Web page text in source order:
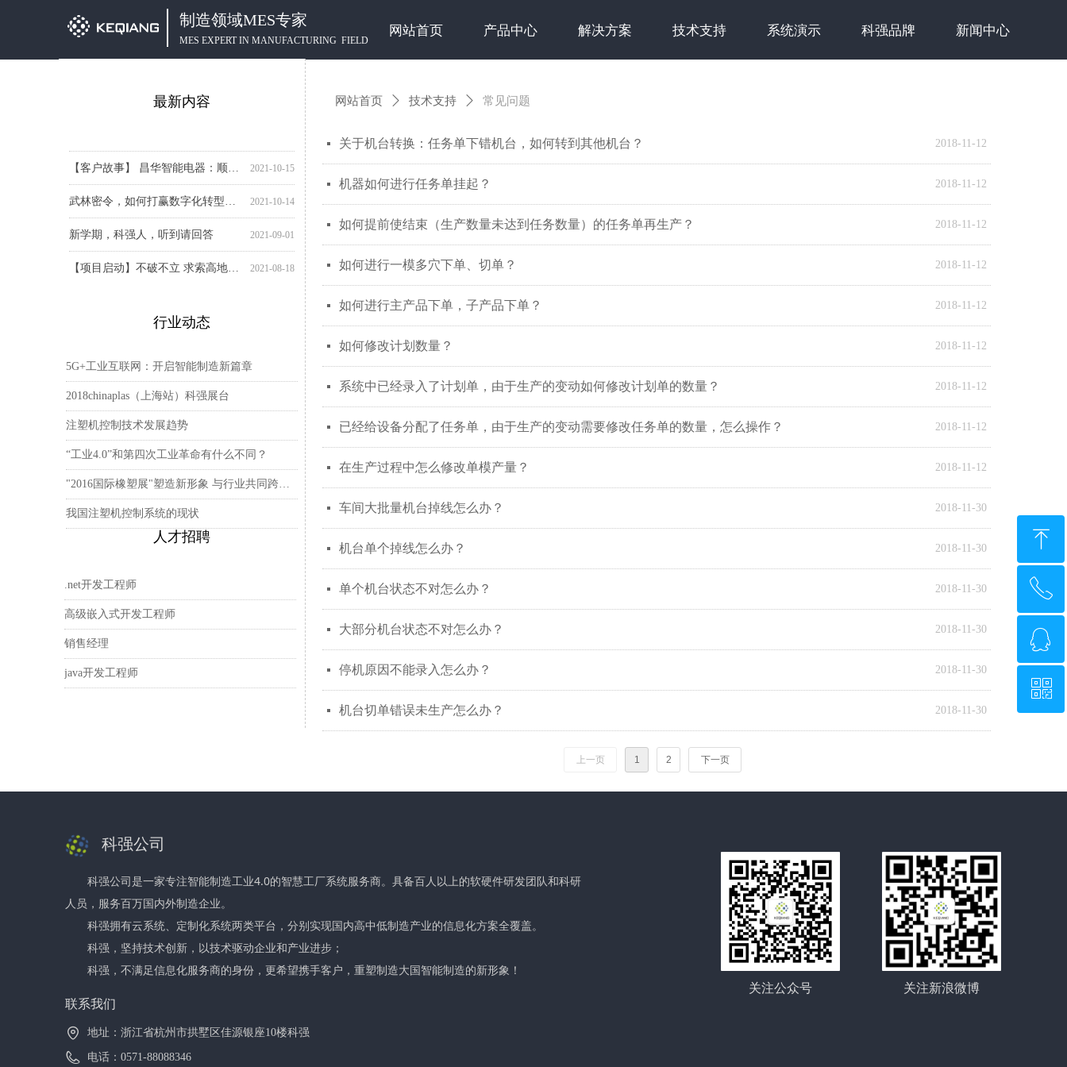
制造领域MES专家
MES EXPERT IN MANUFACTURING FIELD
网站首页 产品中心 解决方案 技术支持 系统演示 科强品牌 新闻中心
最新内容
2021-10-15
2021-10-14
2021-09-01
新学期，科强人，听到请回答
2021-08-18
行业动态
5G+工业互联网：开启智能制造新篇章
2018chinaplas（上海站）科强展台
注塑机控制技术发展趋势
“工业4.0”和第四次工业革命有什么不同？
"2016国际橡塑展"塑造新形象 与行业共同跨越三十届的里程碑
我国注塑机控制系统的现状
人才招聘
.net开发工程师
高级嵌入式开发工程师
销售经理
java开发工程师
网站首页 ꄲ 技术支持 ꄲ 常见问题
2018-11-12
넷 关于机台转换：任务单下错机台，如何转到其他机台？
2018-11-12
넷 机器如何进行任务单挂起？
2018-11-12
넷 如何提前使结束（生产数量未达到任务数量）的任务单再生产？
2018-11-12
넷 如何进行一模多穴下单、切单？
2018-11-12
넷 如何进行主产品下单，子产品下单？
2018-11-12
넷 如何修改计划数量？
2018-11-12
넷 系统中已经录入了计划单，由于生产的变动如何修改计划单的数量？
2018-11-12
넷 已经给设备分配了任务单，由于生产的变动需要修改任务单的数量，怎么操作？
2018-11-12
넷 在生产过程中怎么修改单模产量？
2018-11-30
넷 车间大批量机台掉线怎么办？
2018-11-30
넷 机台单个掉线怎么办？
2018-11-30
넷 单个机台状态不对怎么办？
2018-11-30
넷 大部分机台状态不对怎么办？
2018-11-30
넷 停机原因不能录入怎么办？
2018-11-30
넷 机台切单错误未生产怎么办？
上一页 1 2 下一页
科强公司
科强公司是一家专注智能制造工业4.0的智慧工厂系统服务商。具备百人以上的软硬件研发团队和科研
人员，服务百万国内外制造企业。
科强拥有云系统、定制化系统两类平台，分别实现国内高中低制造产业的信息化方案全覆盖。
科强，坚持技术创新，以技术驱动企业和产业进步；
科强，不满足信息化服务商的身份，更希望携手客户，重塑制造大国智能制造的新形象！
关注公众号
联系我们
地址： 浙江省杭州市拱墅区佳源银座10楼科强
电话： 0571-88088346
关注新浪微博
ꁸ
回到顶部
ꂅ
0571-88088346
ꁗ
QQ客服
ꀥ